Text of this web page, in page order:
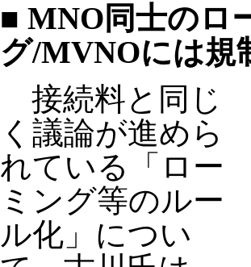
■ MNO同士のロ
グ/MVNOには規
接続料と同じ
く議論が進めら
れている「ロー
ミング等のルー
ル化」につい